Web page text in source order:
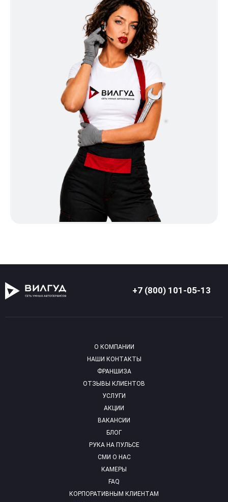
+7 (800) 101-05-13
О КОМПАНИИ
НАШИ КОНТАКТЫ
ФРАНШИЗА
ОТЗЫВЫ КЛИЕНТОВ
УСЛУГИ
АКЦИИ
ВАКАНСИИ
БЛОГ
РУКА НА ПУЛЬСЕ
СМИ О НАС
КАМЕРЫ
FAQ
КОРПОРАТИВНЫМ КЛИЕНТАМ